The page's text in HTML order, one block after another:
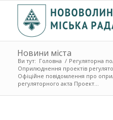
Новини міста
Ви тут: Головна / Регуляторна
Оприлюднення проектів
Офіційне повідомлення про
регуляторного акта Проект...